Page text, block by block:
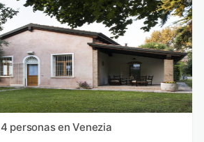
personas en Venezia